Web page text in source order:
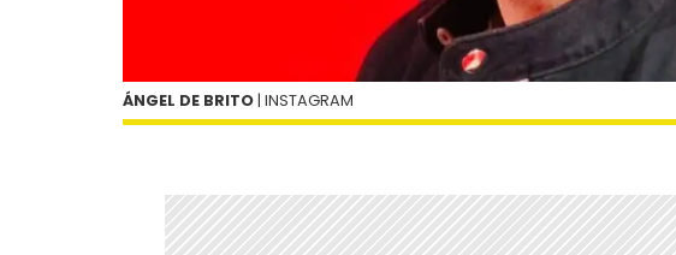
ÁNGEL DE BRITO | INSTAGRAM